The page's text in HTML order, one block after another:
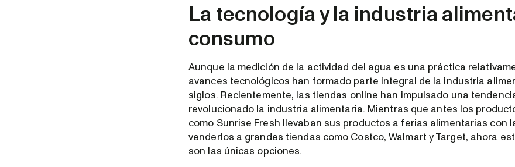
La tecnología y la industria
consumo
Aunque la medición de la actividad del agua es una práctica
avances tecnológicos han formado parte integral de la industria
siglos. Recientemente, las tiendas online han impulsado una
revolucionado la industria alimentaria. Mientras que antes los
como Sunrise Fresh llevaban sus productos a ferias alimentarias con
venderlos a grandes tiendas como Costco, Walmart y Target, ahora
son las únicas opciones.